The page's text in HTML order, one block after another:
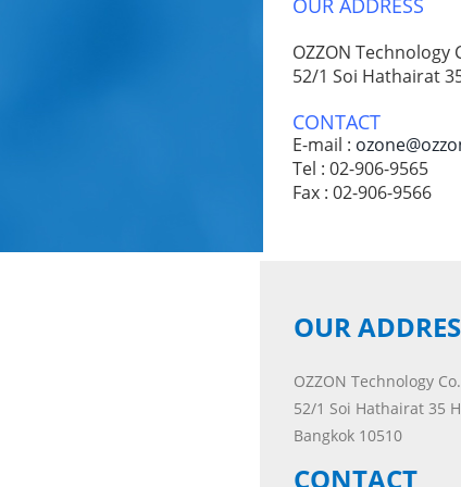
OUR ADDRESS
OZZON Technology
52/1 Soi Hathairat
CONTACT
E-mail :
Tel : 02-906-9565
Fax : 02-906-9566
OUR
OZZON Technology
52/1 Soi Hathairat 35
Bangkok 10510
CONTACT